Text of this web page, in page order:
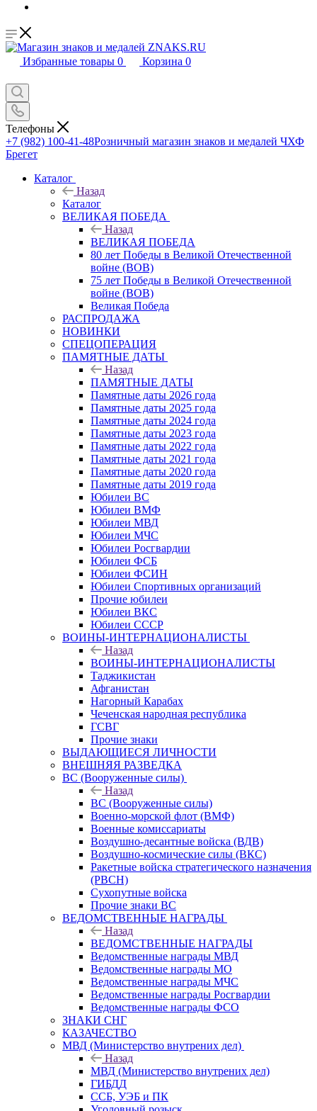
Избранные товары 0 Корзина 0
Телефоны
+7 (982) 100-41-48Розничный магазин знаков и медалей ЧХФ
Брегет
Каталог
Назад
Каталог
ВЕЛИКАЯ ПОБЕДА
Назад
ВЕЛИКАЯ ПОБЕДА
80 лет Победы в Великой Отечественной
войне (ВОВ)
75 лет Победы в Великой Отечественной
войне (ВОВ)
Великая Победа
РАСПРОДАЖА
НОВИНКИ
СПЕЦОПЕРАЦИЯ
ПАМЯТНЫЕ ДАТЫ
Назад
ПАМЯТНЫЕ ДАТЫ
Памятные даты 2026 года
Памятные даты 2025 года
Памятные даты 2024 года
Памятные даты 2023 года
Памятные даты 2022 года
Памятные даты 2021 года
Памятные даты 2020 года
Памятные даты 2019 года
Юбилеи ВС
Юбилеи ВМФ
Юбилеи МВД
Юбилеи МЧС
Юбилеи Росгвардии
Юбилеи ФСБ
Юбилеи ФСИН
Юбилеи Спортивных организаций
Прочие юбилеи
Юбилеи ВКС
Юбилеи СССР
ВОИНЫ-ИНТЕРНАЦИОНАЛИСТЫ
Назад
ВОИНЫ-ИНТЕРНАЦИОНАЛИСТЫ
Таджикистан
Афганистан
Нагорный Карабах
Чеченская народная республика
ГСВГ
Прочие знаки
ВЫДАЮЩИЕСЯ ЛИЧНОСТИ
ВНЕШНЯЯ РАЗВЕДКА
ВС (Вооруженные силы)
Назад
ВС (Вооруженные силы)
Военно-морской флот (ВМФ)
Военные комиссариаты
Воздушно-десантные войска (ВДВ)
Воздушно-космические силы (ВКС)
Ракетные войска стратегического назначения
(РВСН)
Сухопутные войска
Прочие знаки ВС
ВЕДОМСТВЕННЫЕ НАГРАДЫ
Назад
ВЕДОМСТВЕННЫЕ НАГРАДЫ
Ведомственные награды МВД
Ведомственные награды МО
Ведомственные награды МЧС
Ведомственные награды Росгвардии
Ведомственные награды ФСО
ЗНАКИ СНГ
КАЗАЧЕСТВО
МВД (Министерство внутрених дел)
Назад
МВД (Министерство внутрених дел)
ГИБДД
ССБ, УЭБ и ПК